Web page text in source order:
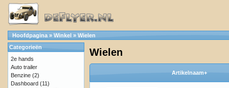
Hoofdpagina » Winkel » Wielen
Wielen
Artikelnaam+
Categorieën
2e hands
Auto trailer
Benzine (2)
Dashboard (11)